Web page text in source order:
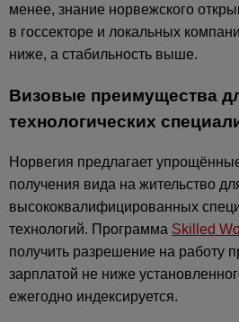
менее, знание норвежского
в госсекторе и локальных
ниже, а стабильность выше.
Визовые преимущества
технологических
Норвегия предлагает
получения вида на жительство
высококвалифицированных
технологий. Программа Skilled
получить разрешение на работу
зарплатой не ниже
ежегодно индексируется.